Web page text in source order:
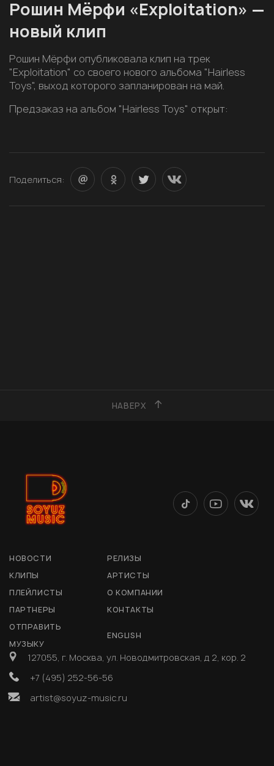
Рошин Мёрфи «Exploitation» —
новый клип
Рошин Мёрфи опубликовала клип на трек
"Exploitation" со своего нового альбома "Hairless
Toys", выход которого запланирован на май.
Предзаказ на альбом "Hairless Toys" открыт:
Поделиться:
НАВЕРХ
НОВОСТИ
РЕЛИЗЫ
КЛИПЫ
АРТИСТЫ
ПЛЕЙЛИСТЫ
О КОМПАНИИ
ПАРТНЕРЫ
КОНТАКТЫ
ОТПРАВИТЬ
МУЗЫКУ
ENGLISH
127055, г. Москва, ул. Новодмитровская, д 2, кор. 2
+7 (495) 252-56-56
artist@soyuz-music.ru